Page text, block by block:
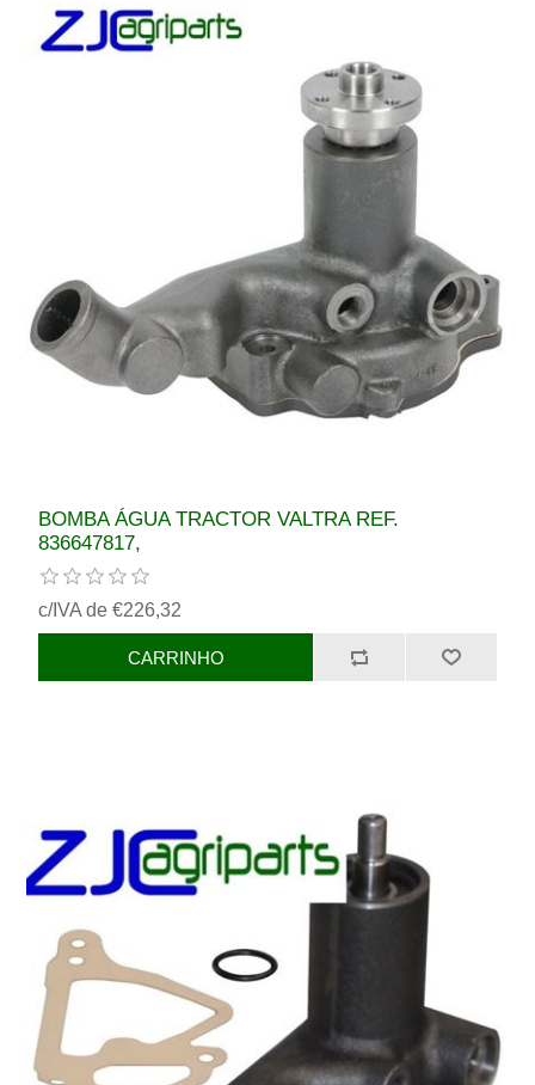
BOMBA ÁGUA TRACTOR VALTRA REF.
836647817,
c/IVA de €226,32